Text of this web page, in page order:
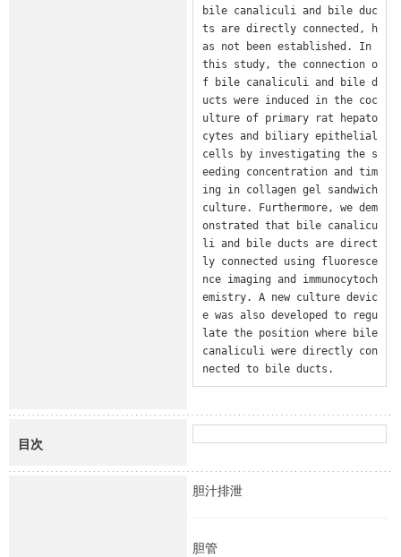
bile canaliculi and bile duc
ts are directly connected, h
as not been established. In
this study, the connection o
f bile canaliculi and bile d
ucts were induced in the coc
ulture of primary rat hepato
cytes and biliary epithelial
cells by investigating the s
eeding concentration and tim
ing in collagen gel sandwich
culture. Furthermore, we dem
onstrated that bile canalicu
li and bile ducts are direct
ly connected using fluoresce
nce imaging and immunocytoch
emistry. A new culture devic
e was also developed to regu
late the position where bile
canaliculi were directly con
nected to bile ducts.
目次
胆汁排泄
胆管